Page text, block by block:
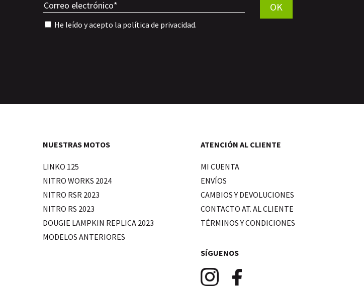
He leído y acepto la política de privacidad.
OK
NUESTRAS MOTOS
LINKO 125
NITRO WORKS 2024
NITRO RSR 2023
NITRO RS 2023
DOUGIE LAMPKIN REPLICA 2023
MODELOS ANTERIORES
ATENCIÓN AL CLIENTE
MI CUENTA
ENVÍOS
CAMBIOS Y DEVOLUCIONES
CONTACTO AT. AL CLIENTE
TÉRMINOS Y CONDICIONES
SÍGUENOS